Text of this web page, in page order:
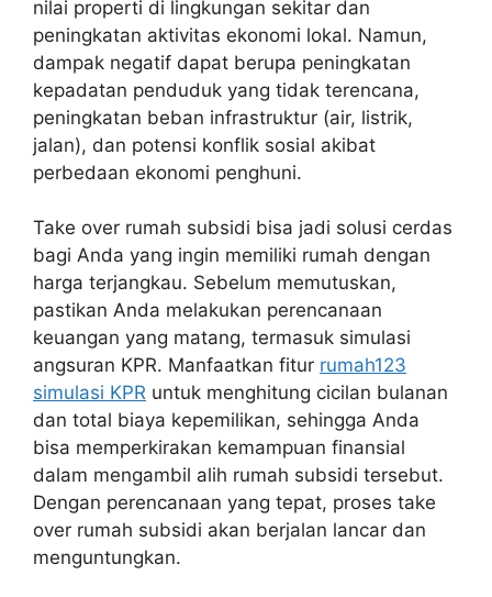
nilai properti di lingkungan sekitar dan
peningkatan aktivitas ekonomi lokal. Namun,
dampak negatif dapat berupa peningkatan
kepadatan penduduk yang tidak terencana,
peningkatan beban infrastruktur (air, listrik,
jalan), dan potensi konflik sosial akibat
perbedaan ekonomi penghuni.
Take over rumah subsidi bisa jadi solusi cerdas
bagi Anda yang ingin memiliki rumah dengan
harga terjangkau. Sebelum memutuskan,
pastikan Anda melakukan perencanaan
keuangan yang matang, termasuk simulasi
angsuran KPR. Manfaatkan fitur rumah123
simulasi KPR untuk menghitung cicilan bulanan
dan total biaya kepemilikan, sehingga Anda
bisa memperkirakan kemampuan finansial
dalam mengambil alih rumah subsidi tersebut.
Dengan perencanaan yang tepat, proses take
over rumah subsidi akan berjalan lancar dan
menguntungkan.